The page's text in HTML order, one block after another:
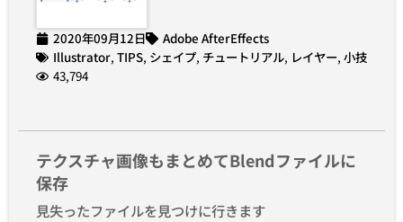
2020年09月12日
Adobe AfterEffects
Illustrator, TIPS, シェイプ, チュートリアル, レイヤー, 小技
43,794
テクスチャ画像もまとめてBlendファイルに
保存
見失ったファイルを見つけに行きます